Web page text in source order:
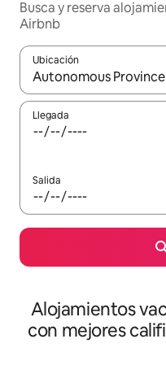
Busca y reserva
Airbnb
Ubicación
Cuando los resultados
Llegada
Salida
Alojamientos
con mejores